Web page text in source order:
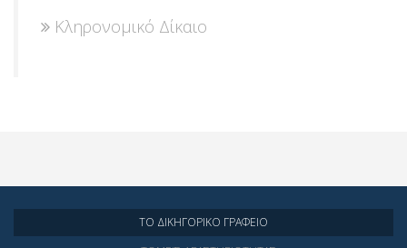
Κληρονομικό Δίκαιο
ΤΟ ΔΙΚΗΓΟΡΙΚΟ ΓΡΑΦΕΙΟ